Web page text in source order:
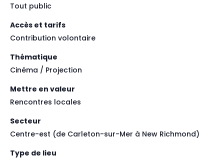
Tout public
Accès et tarifs
Contribution volontaire
Thématique
Cinéma / Projection
Mettre en valeur
Rencontres locales
Secteur
Centre-est (de Carleton-sur-Mer à New Richmond)
Type de lieu